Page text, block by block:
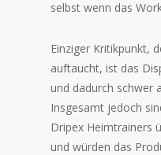
selbst wenn das
Einziger Kritikpunkt,
auftaucht, ist das
und dadurch schwer
Insgesamt jedoch
Dripex Heimtrainers
und würden das